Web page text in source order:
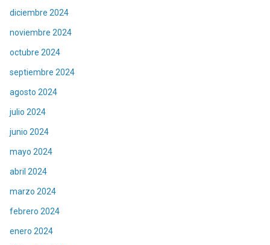
diciembre 2024
noviembre 2024
octubre 2024
septiembre 2024
agosto 2024
julio 2024
junio 2024
mayo 2024
abril 2024
marzo 2024
febrero 2024
enero 2024